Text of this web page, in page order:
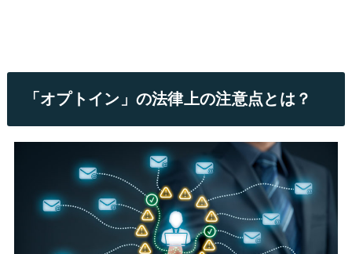
「オプトイン」の法律上の注意点とは？